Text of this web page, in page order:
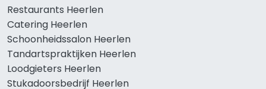
Restaurants Heerlen
Catering Heerlen
Schoonheidssalon Heerlen
Tandartspraktijken Heerlen
Loodgieters Heerlen
Stukadoorsbedrijf Heerlen